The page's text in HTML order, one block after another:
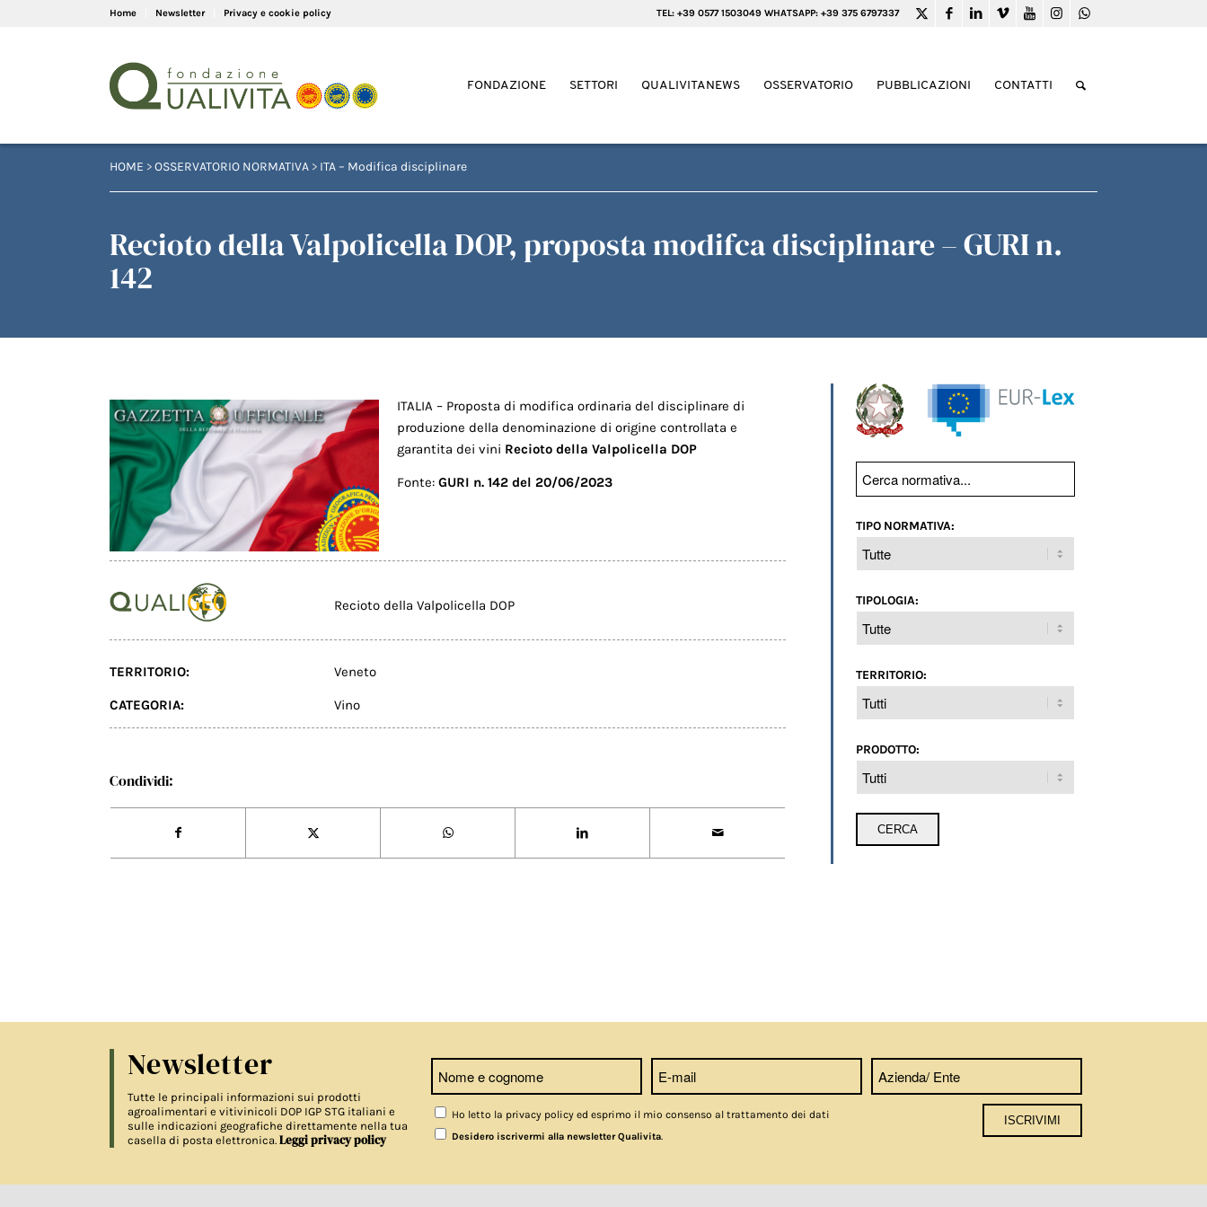
Home Newsletter Privacy e cookie policy TEL: +39 0577 1503049 WHATSAPP: +39 375 6797337
FONDAZIONE SETTORI QUALIVITANEWS OSSERVATORIO PUBBLICAZIONI CONTATTI
HOME >OSSERVATORIO NORMATIVA > ITA – Modifica disciplinare
Recioto della Valpolicella DOP, proposta modifca disciplinare – GURI n.
142
ITALIA – Proposta di modifica ordinaria del disciplinare di
produzione della denominazione di origine controllata e
garantita dei vini Recioto della Valpolicella DOP
Fonte: GURI n. 142 del 20/06/2023
Recioto della Valpolicella DOP
TERRITORIO: Veneto
CATEGORIA: Vino
Condividi:
TIPO NORMATIVA:
TIPOLOGIA:
TERRITORIO:
PRODOTTO:
Newsletter
Tutte le principali informazioni sui prodotti
agroalimentari e vitivinicoli DOP IGP STG italiani e
sulle indicazioni geografiche direttamente nella tua
casella di posta elettronica. Leggi privacy policy
Ho letto la privacy policy ed esprimo il mio consenso al trattamento dei dati
Desidero iscrivermi alla newsletter Qualivita